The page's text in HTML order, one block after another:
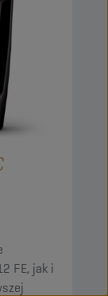
FE, jak i